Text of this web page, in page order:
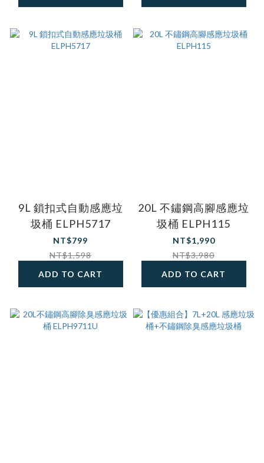
9L 鎖扣式自動感應垃
圾桶 ELPH5717
NT$799
NT$1,598
ADD TO CART
20L 不鏽鋼高腳感應垃
圾桶 ELPH115
NT$1,990
NT$3,980
ADD TO CART